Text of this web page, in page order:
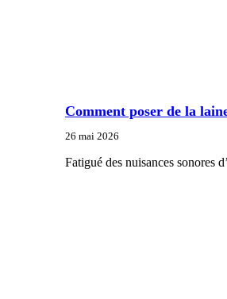
Comment poser de la
26 mai 2026
Fatigué des nuisances sonores